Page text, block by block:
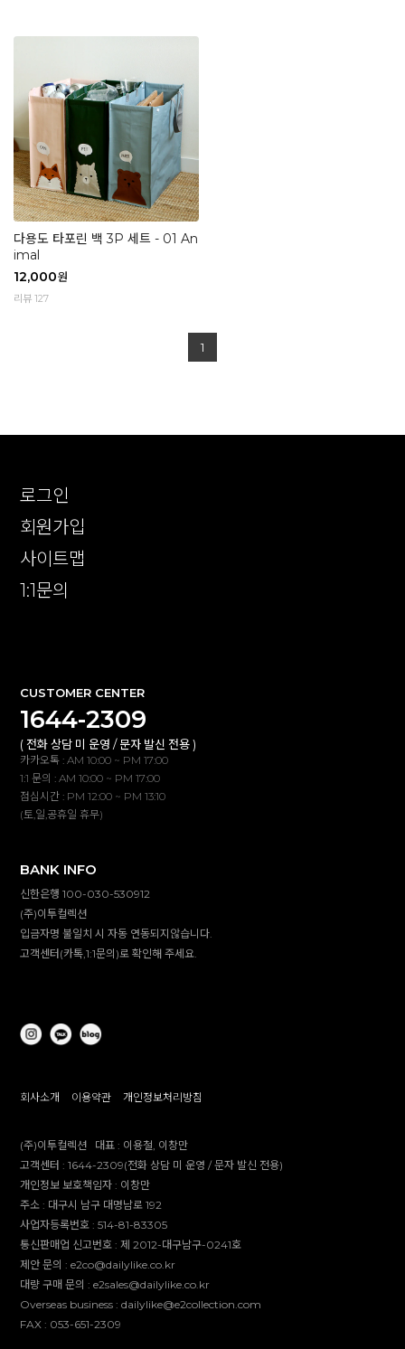
다용도 타포린 백 3P 세트 - 01 An
imal
12,000원
리뷰 127
1
로그인
회원가입
사이트맵
1:1문의
CUSTOMER CENTER
1644-2309
( 전화 상담 미 운영 / 문자 발신 전용 )
카카오톡 : AM 10:00 ~ PM 17:00
1:1 문의 : AM 10:00 ~ PM 17:00
점심시간 : PM 12:00 ~ PM 13:10
(토,일,공휴일 휴무)
BANK INFO
신한은행 100-030-530912
(주)이투컬렉션
입금자명 불일치 시 자동 연동되지않습니다.
고객센터(카톡,1:1문의)로 확인해 주세요.
회사소개 이용약관 개인정보처리방침
(주)이투컬렉션 대표 : 이용철, 이창만
고객센터 :1644-2309(전화 상담 미 운영 / 문자 발신 전용)
개인정보 보호책임자 : 이창만
주소 : 대구시 남구 대명남로 192
사업자등록번호 :514-81-83305
통신판매업 신고번호 :제 2012-대구남구-0241호
제안 문의 : e2co@dailylike.co.kr
대량 구매 문의 : e2sales@dailylike.co.kr
Overseas business : dailylike@e2collection.com
FAX : 053-651-2309